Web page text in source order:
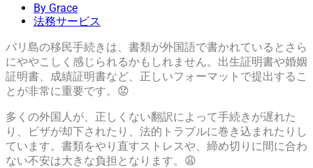
By Grace
法務サービス
バリ島の移民手続きは、書類が外国語で書かれているとさら
にややこしく感じられるかもしれません。出生証明書や婚姻
証明書、成績証明書など、正しいフォーマットで提出するこ
とが非常に重要です。😟
多くの外国人が、正しくない翻訳によって手続きが遅れた
り、ビザが却下されたり、法的トラブルに巻き込まれたりし
ています。書類をやり直すストレスや、締め切りに間に合わ
ない不安は大きな負担となります。😩